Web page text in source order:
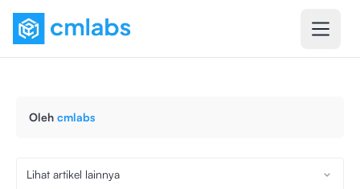
Oleh cmlabs
Lihat artikel lainnya